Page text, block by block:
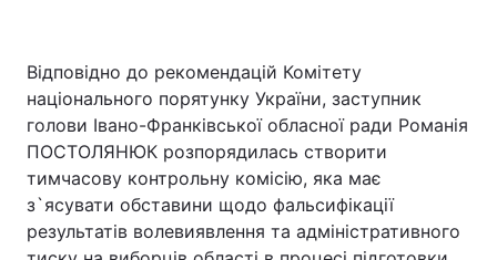
Відповідно до рекомендацій Комітету
національного порятунку України, заступник
голови Івано-Франківської обласної ради Романія
ПОСТОЛЯНЮК розпорядилась створити
тимчасову контрольну комісію, яка має
з`ясувати обставини щодо фальсифікації
результатів волевиявлення та адміністративного